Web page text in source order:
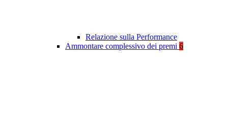
Relazione sulla Performance
Ammontare complessivo dei premi 6